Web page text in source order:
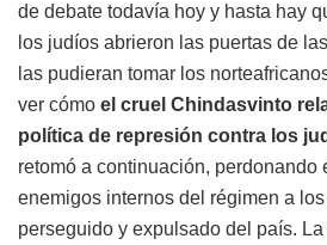
de debate todavía hoy y hasta hay
los judíos abrieron las puertas de
las pudieran tomar los
ver cómo el cruel Chindasvinto
política de represión contra los
retomó a continuación, perdonando
enemigos internos del régimen a
perseguido y expulsado del país.